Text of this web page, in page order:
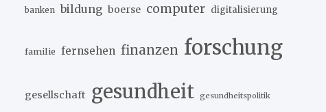
banken bildung boerse computer digitalisierung
familie fernsehen finanzen forschung
gesellschaft gesundheit gesundheitspolitik